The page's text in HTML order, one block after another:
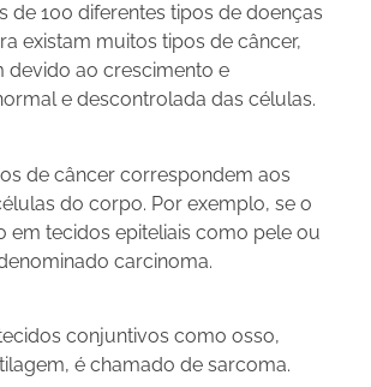
de 100 diferentes tipos de doenças
existam muitos tipos de câncer,
devido ao crescimento e
e descontrolada das células.
de câncer correspondem aos
do corpo. Por exemplo, se o
em tecidos epiteliais como pele ou
carcinoma.
conjuntivos como osso,
é chamado de sarcoma.